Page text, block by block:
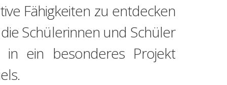
Fähigkeiten zu entdecken
Schülerinnen und Schüler
ein besonderes Projekt